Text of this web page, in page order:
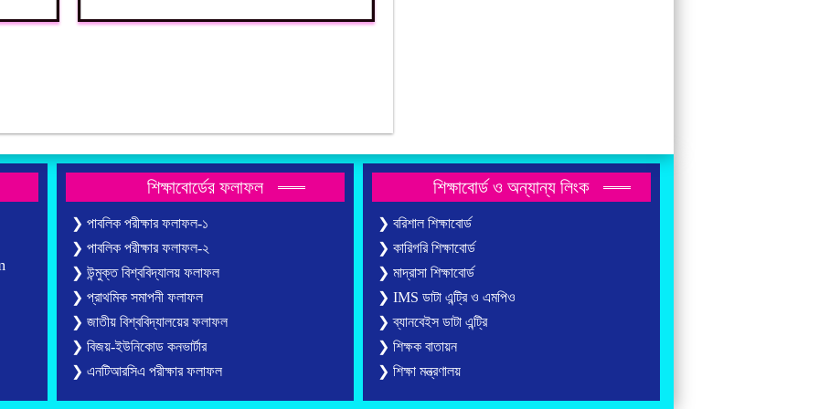
শিক্ষাবোর্ডের ফলাফল
❯ পাবলিক পরীক্ষার ফলাফল-১
❯ পাবলিক পরীক্ষার ফলাফল-২
❯ উন্মুক্ত বিশ্ববিদ্যালয় ফলাফল
❯ প্রাথমিক সমাপনী ফলাফল
❯ জাতীয় বিশ্ববিদ্যালয়ের ফলাফল
❯ বিজয়-ইউনিকোড কনভার্টার
❯ এনটিআরসিএ পরীক্ষার ফলাফল
শিক্ষাবোর্ড ও অন্যান্য লিংক
❯ বরিশাল শিক্ষাবোর্ড
❯ কারিগরি শিক্ষাবোর্ড
❯ মাদ্রাসা শিক্ষাবোর্ড
❯ IMS ডাটা এন্ট্রি ও এমপিও
❯ ব্যানবেইস ডাটা এন্ট্রি
❯ শিক্ষক বাতায়ন
❯ শিক্ষা মন্ত্রণালয়